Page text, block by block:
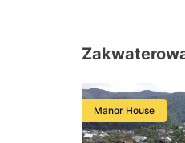
Manor House